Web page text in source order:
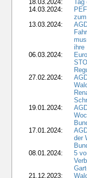
18.03.2024:
14.03.2024:
13.03.2024:
ihre
06.03.2024:
27.02.2024:
19.01.2024:
17.01.2024:
der
08.01.2024:
5
21.12.2023: